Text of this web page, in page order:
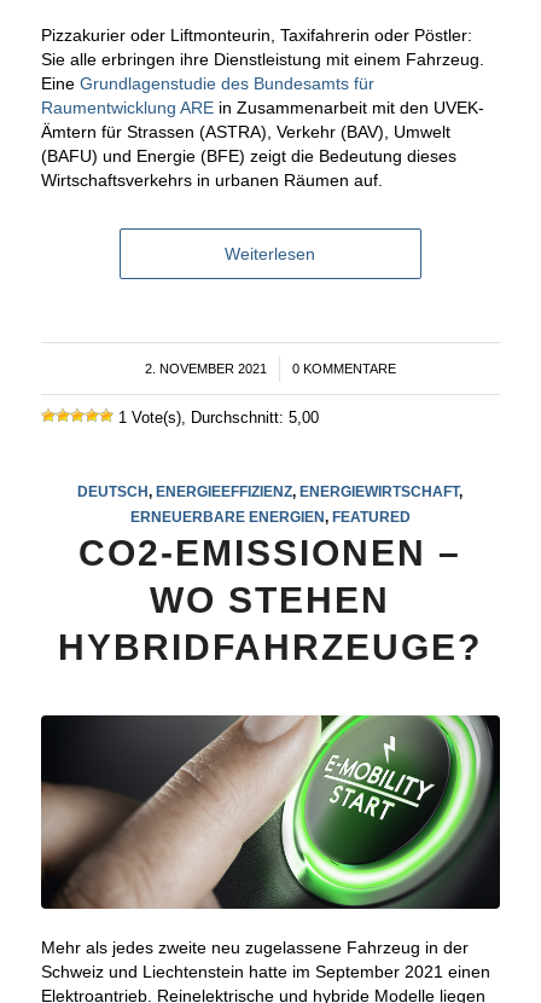
Pizzakurier oder Liftmonteurin, Taxifahrerin oder Pöstler:
Sie alle erbringen ihre Dienstleistung mit einem Fahrzeug.
Eine Grundlagenstudie des Bundesamts für
Raumentwicklung AREin Zusammenarbeit mit den UVEK-
Ämtern für Strassen (ASTRA), Verkehr (BAV), Umwelt
(BAFU) und Energie (BFE) zeigt die Bedeutung dieses
Wirtschaftsverkehrs in urbanen Räumen auf.
Weiterlesen
2. NOVEMBER 2021
/ 0 KOMMENTARE
1 Vote(s), Durchschnitt: 5,00
DEUTSCH, ENERGIEEFFIZIENZ, ENERGIEWIRTSCHAFT,
ERNEUERBARE ENERGIEN, FEATURED
CO2-EMISSIONEN –
WO STEHEN
HYBRIDFAHRZEUGE?
Mehr als jedes zweite neu zugelassene Fahrzeug in der
Schweiz und Liechtenstein hatte im September 2021 einen
Elektroantrieb. Reinelektrische und hybride Modelle liegen